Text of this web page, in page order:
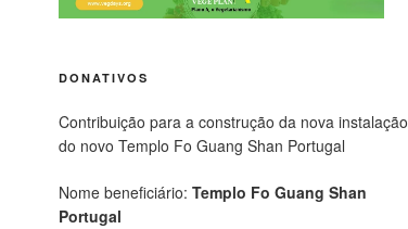
DONATIVOS
Contribuição para a construção da nova instalação
do novo Templo Fo Guang Shan Portugal
Nome beneficiário: Templo Fo Guang Shan
Portugal